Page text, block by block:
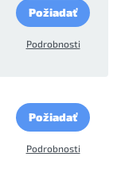
Požiadať
Podrobnosti
Požiadať
Podrobnosti